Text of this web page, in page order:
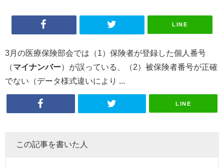
LINE
3月の医療保険部会では（1）保険者が登録した個人番号
（マイナンバー）が誤っている、（2）被保険者番号が正確
でない（データ様式違いにより ...
LINE
この記事を書いた人